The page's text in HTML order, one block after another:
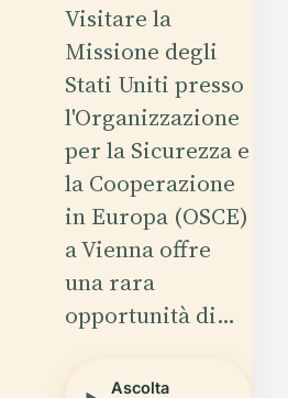
Visitare la
Missione degli
Stati Uniti presso
l'Organizzazione
per la Sicurezza e
la Cooperazione
in Europa (OSCE)
a Vienna offre
una rara
opportunità di…
Ascolta